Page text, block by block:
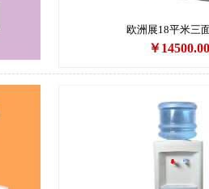
欧洲展18平米三
￥14500.00